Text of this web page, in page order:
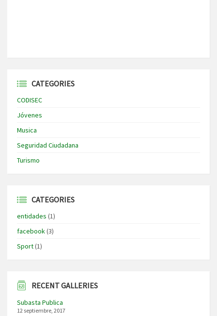
CATEGORIES
CODISEC
Jóvenes
Musica
Seguridad Ciudadana
Turismo
CATEGORIES
entidades (1)
facebook(3)
Sport(1)
RECENT GALLERIES
Subasta Publica
12 septiembre, 2017